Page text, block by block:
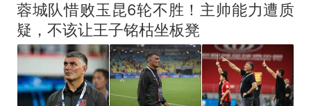
蓉城队惜败玉昆6轮不胜！主帅能力遭质
疑，不该让王子铭枯坐板凳